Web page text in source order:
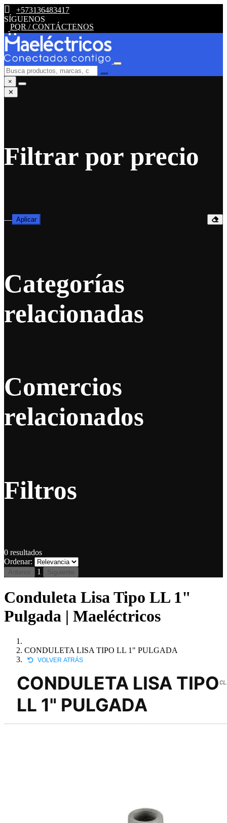
+573136483417
SÍGUENOS
PQR / CONTÁCTENOS
×
✕
Filtrar por precio
— Aplicar
Categorías
relacionadas
Comercios
relacionados
Filtros
0 resultados
Ordenar:
Anterior 1 Siguiente
Conduleta Lisa Tipo LL 1"
Pulgada | Maeléctricos
CONDULETA LISA TIPO LL 1" PULGADA
VOLVER ATRÁS
CONDULETA LISA TIPO
LL 1" PULGADA